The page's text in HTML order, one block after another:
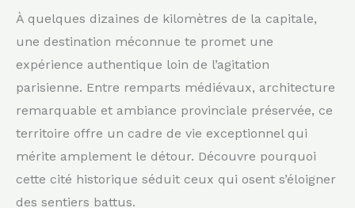
À quelques dizaines de kilomètres de la capitale,
une destination méconnue te promet une
expérience authentique loin de l’agitation
parisienne. Entre remparts médiévaux, architecture
remarquable et ambiance provinciale préservée, ce
territoire offre un cadre de vie exceptionnel qui
mérite amplement le détour. Découvre pourquoi
cette cité historique séduit ceux qui osent s’éloigner
des sentiers battus.
sa
douceur
de
vivre